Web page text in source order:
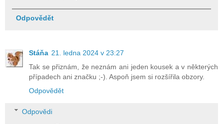
Odpovědět
Stáňa 21. ledna 2024 v 23:27
Tak se přiznám, že neznám ani jeden kousek a v některých
případech ani značku ;-). Aspoň jsem si rozšířila obzory.
Odpovědět
Odpovědi